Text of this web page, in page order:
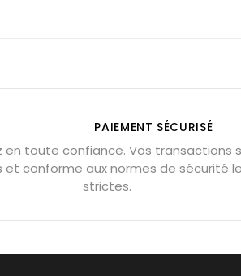
l’œil de tigre Porter plusieurs
Pierres pour l’automne Bijoux
Pierres naturelles contre le stress
PAIEMENT SÉCURISÉ
en toute confiance. Vos transactions
conforme aux normes de sécurité
strictes.